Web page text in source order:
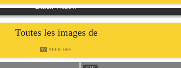
Black Widow
Toutes les images de
17 AFFICHES